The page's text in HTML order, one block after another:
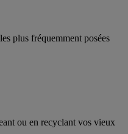
plus fréquemment posées
ou en recyclant vos vieux